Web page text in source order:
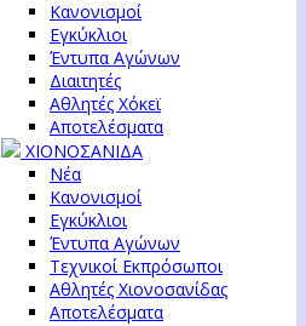
Κανονισμοί
Εγκύκλιοι
Έντυπα Αγώνων
Διαιτητές
Αθλητές Χόκεϊ
Αποτελέσματα
ΧΙΟΝΟΣΑΝΙΔΑ
Νέα
Κανονισμοί
Εγκύκλιοι
Έντυπα Αγώνων
Τεχνικοί Εκπρόσωποι
Αθλητές Χιονοσανίδας
Αποτελέσματα